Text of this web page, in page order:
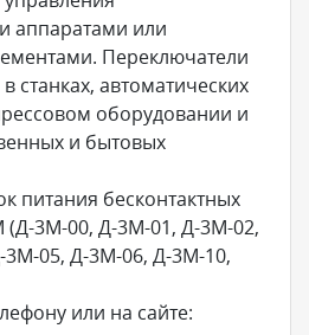
аппаратами или
Переключатели
станках, автоматических
оборудовании и
и бытовых
питания бесконтактных
(Д-3М-00, Д-3М-01, Д-3М-02,
05, Д-3М-06, Д-3М-10,
или на сайте: